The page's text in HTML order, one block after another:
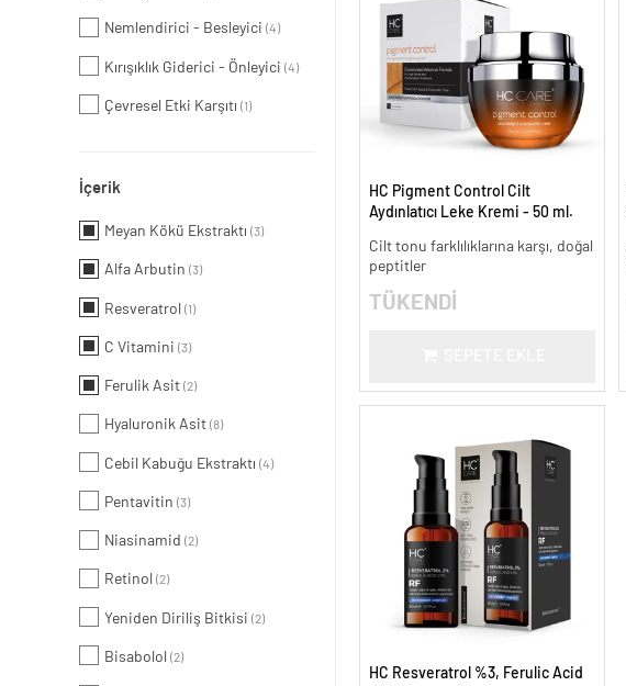
Nemlendirici - Besleyici (4)
Kırışıklık Giderici - Önleyici (4)
Çevresel Etki Karşıtı (1)
İçerik
Meyan Kökü Ekstraktı (3)
Alfa Arbutin (3)
Resveratrol (1)
C Vitamini (3)
Ferulik Asit (2)
Hyaluronik Asit (8)
Cebil Kabuğu Ekstraktı (4)
Pentavitin (3)
Niasinamid (2)
Retinol (2)
Yeniden Diriliş Bitkisi (2)
Bisabolol (2)
HC Pigment Control Cilt
Aydınlatıcı Leke Kremi - 50 ml.
Cilt tonu farklılıklarına karşı, doğal
peptitler
TÜKENDİ
HC Resveratrol %3, Ferulic Acid